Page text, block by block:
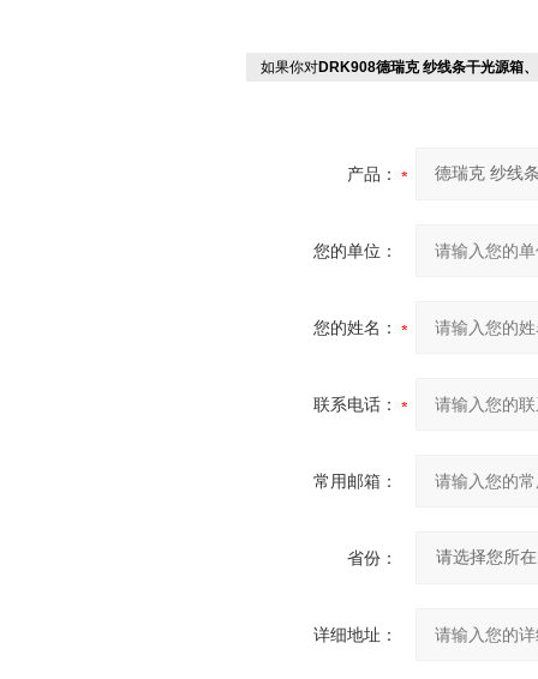
如果你对DRK908德瑞克 纱线条干光源箱
产品：
您的单位：
您的姓名：
联系电话：
常用邮箱：
省份：
详细地址：